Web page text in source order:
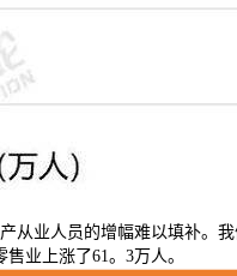
从业人员的增幅难以填补。
业上涨了61。3万人。